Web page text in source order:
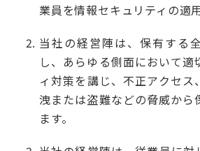
業員を情報セキュリティの適
当社の経営陣は、保有する
し、あらゆる側面において適
ィ対策を講じ、不正アクセス
洩または盗難などの脅威から
ます。